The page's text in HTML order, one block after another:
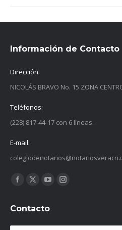
Información de Contacto
Dirección:
NICOLÁS BRAVO No. 15 ZONA
Teléfonos:
(228) 817-44-17 con 6 líneas.
E-mail:
Find us on:
Facebook
opens
in
X
opens
in
YouTube
opens
in
Instagram
in
Contacto